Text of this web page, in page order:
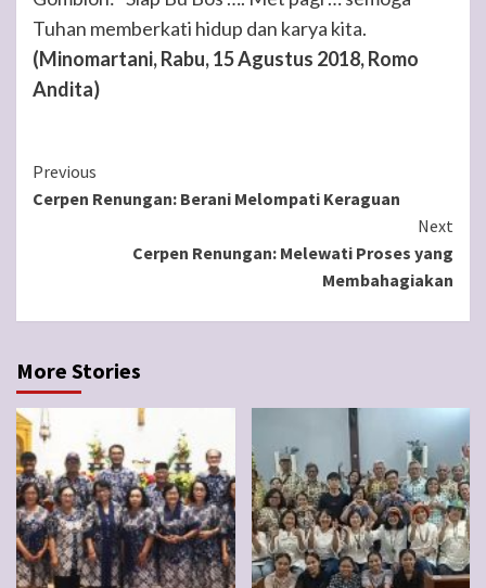
Tuhan memberkati hidup dan karya kita.
(Minomartani, Rabu, 15 Agustus 2018, Romo
Andita)
Continue
Reading
Previous
Cerpen Renungan: Berani Melompati Keraguan
Next
Cerpen Renungan: Melewati Proses yang
Membahagiakan
More Stories